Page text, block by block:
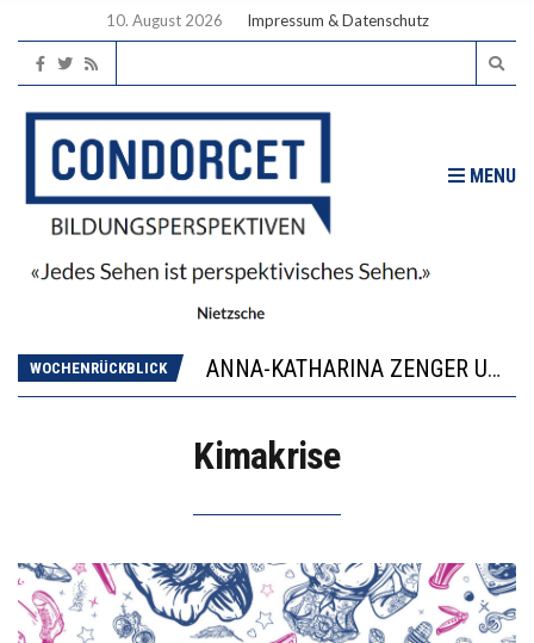
10. August 2026 Impressum & Datenschutz
MENU
WOCHENRÜCKBLICK
ANNA-KATHARINA ZENGER UND IHRE VERFASSUNGSKENNTNISSE
“VIEL ZU VIELE SCHÜLER, DIE GEMESSEN AN IHREN FÄHIGKEITEN GAR NICHT ANS GYMNASIUM GEHÖREN”
Kimakrise